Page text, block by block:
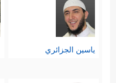
ياسين الجزائري